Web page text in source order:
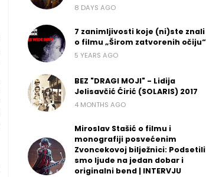
8 DAYS AGO
7 zanimljivosti koje (ni)ste znali
o filmu „Širom zatvorenih očiju“
5 YEARS AGO
BEZ "DRAGI MOJI" - Lidija
Jelisavčić Ćirić (SOLARIS) 2017
4 MONTHS AGO
Miroslav Stašić o filmu i
monografiji posvećenim
Zvoncekovoj bilježnici: Podsetili
smo ljude na jedan dobar i
originalni bend | INTERVJU